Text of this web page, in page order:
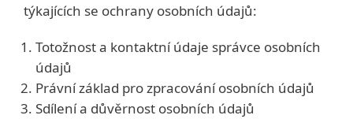
týkajících se ochrany osobních údajů:
Totožnost a kontaktní údaje správce osobních
údajů
Právní základ pro zpracování osobních údajů
Sdílení a důvěrnost osobních údajů